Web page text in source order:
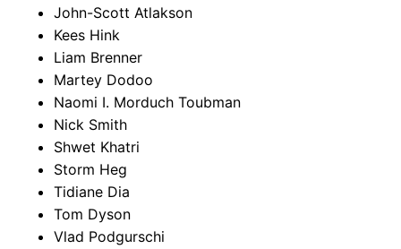
John-Scott Atlakson
Kees Hink
Liam Brenner
Martey Dodoo
Naomi I. Morduch Toubman
Nick Smith
Shwet Khatri
Storm Heg
Tidiane Dia
Tom Dyson
Vlad Podgurschi